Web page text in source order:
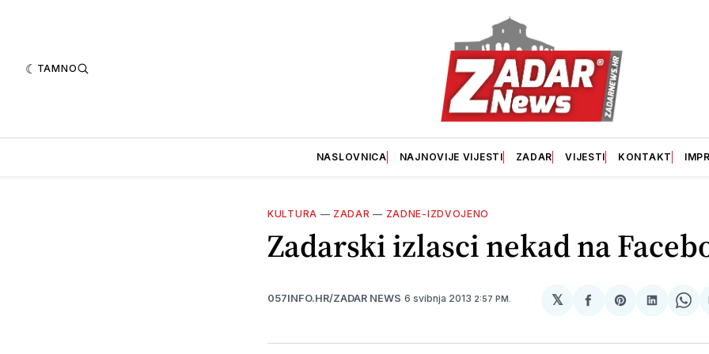
TAMNO
NASLOVNICA NAJNOVIJE VIJESTI ZADAR VIJESTI KONTAKT
KULTURA — ZADAR — ZADNE-IZDVOJENO
Zadarski izlasci nekad na
057INFO.HR/ZADAR NEWS 6 svibnja 2013 2:57 PM. 𝕏
podijeli
Facebook
Sharepodijeli